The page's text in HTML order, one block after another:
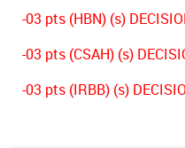
-03 pts (HBN) (s)
-03 pts (CSAH) (s)
-03 pts (IRBB) (s)